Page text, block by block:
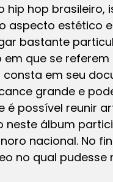
hop brasileiro,
estético e
bastante
que se referem
em seu
grande e
possível reunir
neste álbum
nacional. No
no qual pudesse